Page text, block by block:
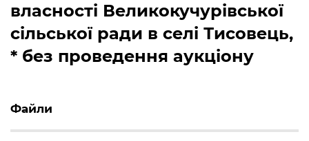
власності Великокучурівської
сільської ради в селі Тисовець,
* без проведення аукціону
Файли